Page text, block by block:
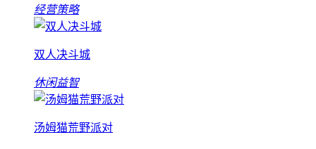
经营策略
双人决斗城
休闲益智
汤姆猫荒野派对